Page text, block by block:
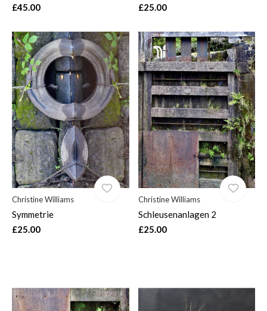
£45.00
£25.00
Christine Williams
Symmetrie
£25.00
Christine Williams
Schleusenanlagen 2
£25.00